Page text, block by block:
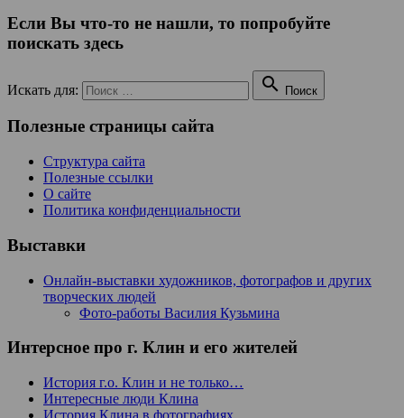
Если Вы что-то не нашли, то попробуйте
поискать здесь
Искать для:  Поиск
Полезные страницы сайта
Структура сайта
Полезные ссылки
О сайте
Политика конфиденциальности
Выставки
Онлайн-выставки художников, фотографов и других
творческих людей
Фото-работы Василия Кузьмина
Интерсное про г. Клин и его жителей
История г.о. Клин и не только…
Интересные люди Клина
История Клина в фотографиях